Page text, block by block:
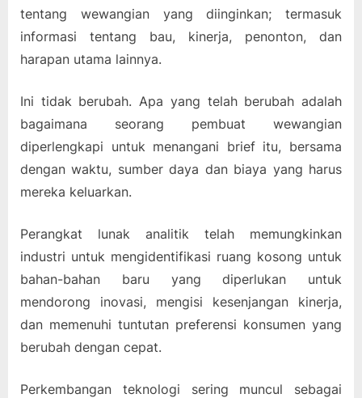
tentang wewangian yang diinginkan; termasuk
informasi tentang bau, kinerja, penonton, dan
harapan utama lainnya.
Ini tidak berubah. Apa yang telah berubah adalah
bagaimana seorang pembuat wewangian
diperlengkapi untuk menangani brief itu, bersama
dengan waktu, sumber daya dan biaya yang harus
mereka keluarkan.
Perangkat lunak analitik telah memungkinkan
industri untuk mengidentifikasi ruang kosong untuk
bahan-bahan baru yang diperlukan untuk
mendorong inovasi, mengisi kesenjangan kinerja,
dan memenuhi tuntutan preferensi konsumen yang
berubah dengan cepat.
Perkembangan teknologi sering muncul sebagai